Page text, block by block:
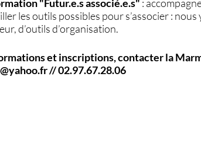
"Futur.e.s associé.e.s" :
les outils possibles pour s’associer :
d’outils d’organisation.
et inscriptions, contacter la
// 02.97.67.28.06